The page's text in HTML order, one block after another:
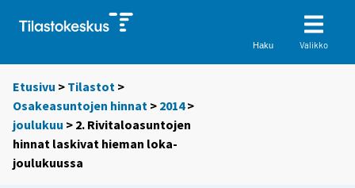
Haku Valikko
Etusivu > Tilastot >
Osakeasuntojen hinnat > 2014>
joulukuu > 2. Rivitaloasuntojen
hinnat laskivat hieman loka-
joulukuussa